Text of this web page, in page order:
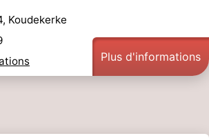
Koudekerke
Plus d'informations